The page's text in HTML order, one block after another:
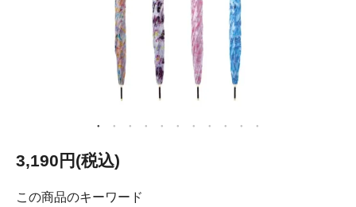
3,190円(税込)
この商品のキーワード